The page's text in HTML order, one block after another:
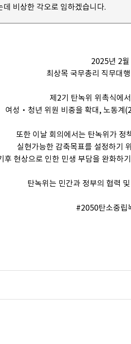
비상한 각오로 임하겠습니다.
2025년 2
최상목 국무총리 직무대
제2기 탄녹위 위촉식에
여성‧청년 위원 비중을 확대, 노동계
또한 이날 회의에서는 탄녹위가
실현가능한 감축목표를 설정하기
후 현상으로 인한 민생 부담을 완화하
탄녹위는 민간과 정부의 협력
#2050탄소중립